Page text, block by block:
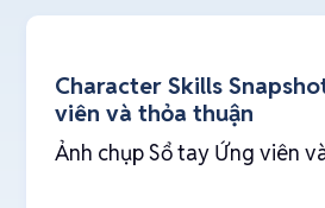
Character Skills
viên và thỏa thuận
Ảnh chụp Sổ tay Ứng viên